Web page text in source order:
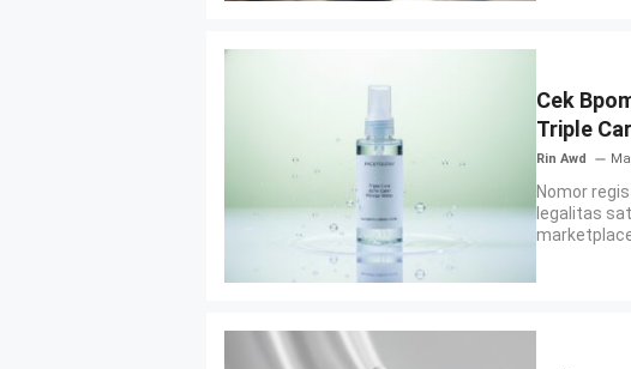
Cek
Triple
Rin Awd
Nomor
legalitas